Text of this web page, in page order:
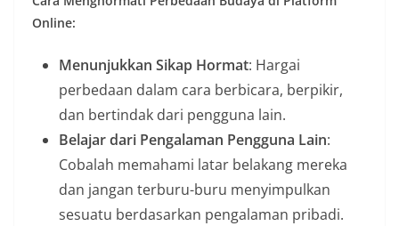
Online:
Menunjukkan Sikap Hormat: Hargai
perbedaan dalam cara berbicara, berpikir,
dan bertindak dari pengguna lain.
Belajar dari Pengalaman Pengguna Lain:
Cobalah memahami latar belakang mereka
dan jangan terburu-buru menyimpulkan
sesuatu berdasarkan pengalaman pribadi.